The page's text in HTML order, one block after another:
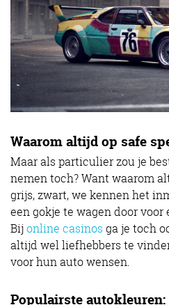
Waarom altijd op safe
Maar als particulier zou je
nemen toch? Want waarom
grijs, zwart, we kennen het
een gokje te wagen door
Bijonline casinos ga je toch
altijd wel liefhebbers te
voor hun auto wensen.
Populairste